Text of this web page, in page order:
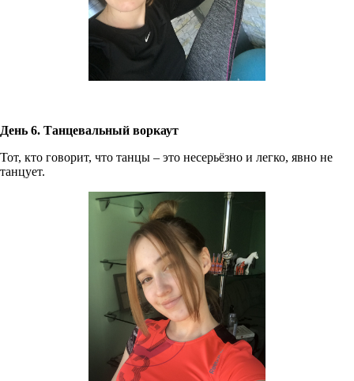
День 6. Танцевальный воркаут
Тот, кто говорит, что танцы – это несерьёзно и легко, явно не
танцует.